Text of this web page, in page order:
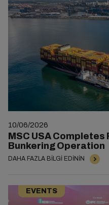
10/06/2026
MSC USA Completes
Bunkering Operation
DAHA FAZLA BILGI EDININ
EVENTS